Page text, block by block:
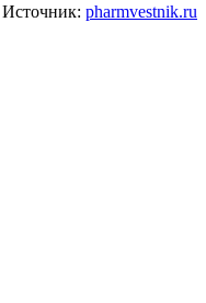
Источник: pharmvestnik.ru